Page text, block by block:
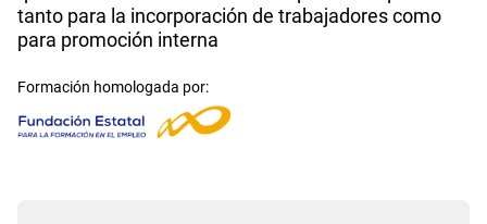
tanto para la incorporación de trabajadores como
para promoción interna
Formación homologada por: